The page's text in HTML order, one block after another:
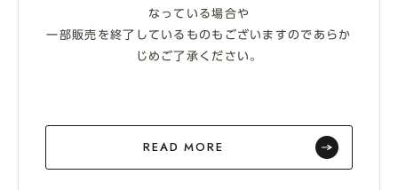
なっている場合や
一部販売を終了しているものもございますのであらか
じめご了承ください。
READ MORE